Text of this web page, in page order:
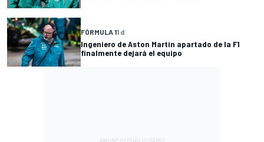
FÓRMULA 11 d
Ingeniero de Aston Martin apartado de la F1
finalmente dejará el equipo